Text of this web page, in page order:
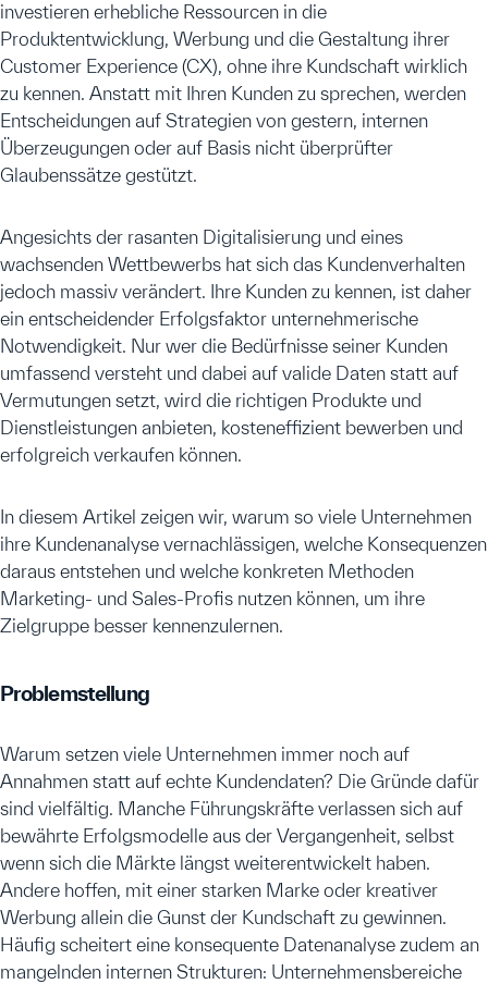
investieren erhebliche Ressourcen in die
Produktentwicklung, Werbung und die Gestaltung ihrer
Customer Experience (CX), ohne ihre Kundschaft wirklich
zu kennen. Anstatt mit Ihren Kunden zu sprechen, werden
Entscheidungen auf Strategien von gestern, internen
Überzeugungen oder auf Basis nicht überprüfter
Glaubenssätze gestützt.
Angesichts der rasanten Digitalisierung und eines
wachsenden Wettbewerbs hat sich das Kundenverhalten
jedoch massiv verändert. Ihre Kunden zu kennen, ist daher
ein entscheidender Erfolgsfaktor unternehmerische
Notwendigkeit. Nur wer die Bedürfnisse seiner Kunden
umfassend versteht und dabei auf valide Daten statt auf
Vermutungen setzt, wird die richtigen Produkte und
Dienstleistungen anbieten, kosteneffizient bewerben und
erfolgreich verkaufen können.
In diesem Artikel zeigen wir, warum so viele Unternehmen
ihre Kundenanalyse vernachlässigen, welche Konsequenzen
daraus entstehen und welche konkreten Methoden
Marketing- und Sales-Profis nutzen können, um ihre
Zielgruppe besser kennenzulernen.
Problemstellung
Warum setzen viele Unternehmen immer noch auf
Annahmen statt auf echte Kundendaten? Die Gründe dafür
sind vielfältig. Manche Führungskräfte verlassen sich auf
bewährte Erfolgsmodelle aus der Vergangenheit, selbst
wenn sich die Märkte längst weiterentwickelt haben.
Andere hoffen, mit einer starken Marke oder kreativer
Werbung allein die Gunst der Kundschaft zu gewinnen.
Häufig scheitert eine konsequente Datenanalyse zudem an
mangelnden internen Strukturen: Unternehmensbereiche